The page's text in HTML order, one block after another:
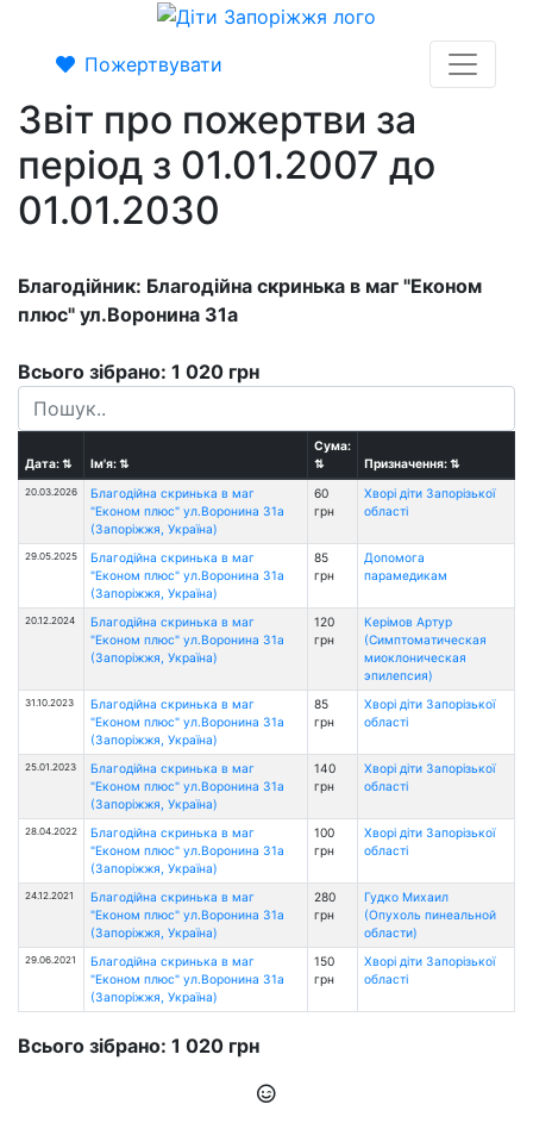
Пожертвувати
Звіт про пожертви за
період з 01.01.2007 до
01.01.2030
Благодійник: Благодійна скринька в маг "Економ
плюс" ул.Воронина 31а
Всього зібрано: 1 020 грн
Дата:⇅ Ім'я:⇅
Сума:
⇅
Призначення:⇅
20.03.2026
Благодійна скринька в маг
"Економ плюс" ул.Воронина 31а
(Запоріжжя, Україна)
60
грн
Хворі діти Запорізької
області
29.05.2025
Благодійна скринька в маг
"Економ плюс" ул.Воронина 31а
(Запоріжжя, Україна)
85
грн
Допомога
парамедикам
20.12.2024
Благодійна скринька в маг
"Економ плюс" ул.Воронина 31а
(Запоріжжя, Україна)
120
грн
Керімов Артур
(Симптоматическая
миоклоническая
эпилепсия)
31.10.2023
Благодійна скринька в маг
"Економ плюс" ул.Воронина 31а
(Запоріжжя, Україна)
85
грн
Хворі діти Запорізької
області
25.01.2023
Благодійна скринька в маг
"Економ плюс" ул.Воронина 31а
(Запоріжжя, Україна)
140
грн
Хворі діти Запорізької
області
28.04.2022
Благодійна скринька в маг
"Економ плюс" ул.Воронина 31а
(Запоріжжя, Україна)
100
грн
Хворі діти Запорізької
області
24.12.2021
Благодійна скринька в маг
"Економ плюс" ул.Воронина 31а
(Запоріжжя, Україна)
280
грн
Гудко Михаил
(Опухоль пинеальной
области)
29.06.2021
Благодійна скринька в маг
"Економ плюс" ул.Воронина 31а
(Запоріжжя, Україна)
150
грн
Хворі діти Запорізької
області
Всього зібрано: 1 020 грн